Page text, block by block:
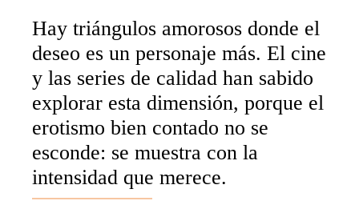
Hay triángulos amorosos donde el
deseo es un personaje más. El cine
y las series de calidad han sabido
explorar esta dimensión, porque el
erotismo bien contado no se
esconde: se muestra con la
intensidad que merece.